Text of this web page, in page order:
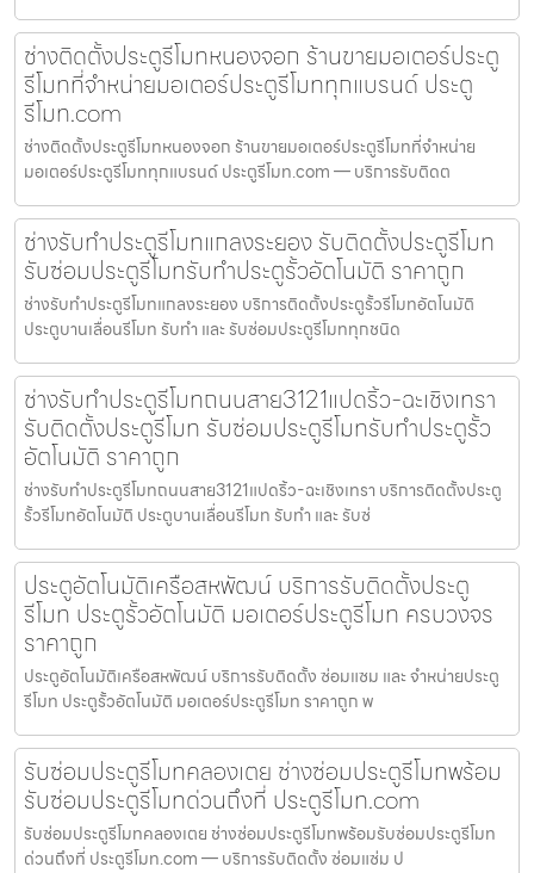
ช่างติดตั้งประตูรีโมทหนองจอก ร้านขายมอเตอร์ประตู
รีโมทที่จำหน่ายมอเตอร์ประตูรีโมททุกแบรนด์ ประตู
รีโมท.com
ช่างติดตั้งประตูรีโมทหนองจอก ร้านขายมอเตอร์ประตูรีโมทที่จำหน่าย
มอเตอร์ประตูรีโมททุกแบรนด์ ประตูรีโมท.com — บริการรับติดต
ช่างรับทำประตูรีโมทแกลงระยอง รับติดตั้งประตูรีโมท
รับซ่อมประตูรีโมทรับทำประตูรั้วอัตโนมัติ ราคาถูก
ช่างรับทำประตูรีโมทแกลงระยอง บริการติดตั้งประตูรั้วรีโมทอัตโนมัติ
ประตูบานเลื่อนรีโมท รับทำ และ รับซ่อมประตูรีโมททุกชนิด
ช่างรับทำประตูรีโมทถนนสาย3121แปดริ้ว-ฉะเชิงเทรา
รับติดตั้งประตูรีโมท รับซ่อมประตูรีโมทรับทำประตูรั้ว
อัตโนมัติ ราคาถูก
ช่างรับทำประตูรีโมทถนนสาย3121แปดริ้ว-ฉะเชิงเทรา บริการติดตั้งประตู
รั้วรีโมทอัตโนมัติ ประตูบานเลื่อนรีโมท รับทำ และ รับซ่
ประตูอัตโนมัติเครือสหพัฒน์ บริการรับติดตั้งประตู
รีโมท ประตูรั้วอัตโนมัติ มอเตอร์ประตูรีโมท ครบวงจร
ราคาถูก
ประตูอัตโนมัติเครือสหพัฒน์ บริการรับติดตั้ง ซ่อมแซม และ จำหน่ายประตู
รีโมท ประตูรั้วอัตโนมัติ มอเตอร์ประตูรีโมท ราคาถูก พ
รับซ่อมประตูรีโมทคลองเตย ช่างซ่อมประตูรีโมทพร้อม
รับซ่อมประตูรีโมทด่วนถึงที่ ประตูรีโมท.com
รับซ่อมประตูรีโมทคลองเตย ช่างซ่อมประตูรีโมทพร้อมรับซ่อมประตูรีโมท
ด่วนถึงที่ ประตูรีโมท.com — บริการรับติดตั้ง ซ่อมแซ่ม ป